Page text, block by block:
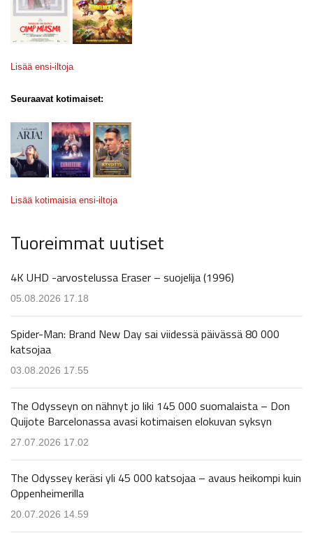
Lisää ensi-iltoja
Seuraavat kotimaiset:
Lisää kotimaisia ensi-iltoja
Tuoreimmat uutiset
4K UHD -arvostelussa Eraser – suojelija (1996)
05.08.2026 17.18
Spider-Man: Brand New Day sai viidessä päivässä 80 000
katsojaa
03.08.2026 17.55
The Odysseyn on nähnyt jo liki 145 000 suomalaista – Don
Quijote Barcelonassa avasi kotimaisen elokuvan syksyn
27.07.2026 17.02
The Odyssey keräsi yli 45 000 katsojaa – avaus heikompi kuin
Oppenheimerilla
20.07.2026 14.59